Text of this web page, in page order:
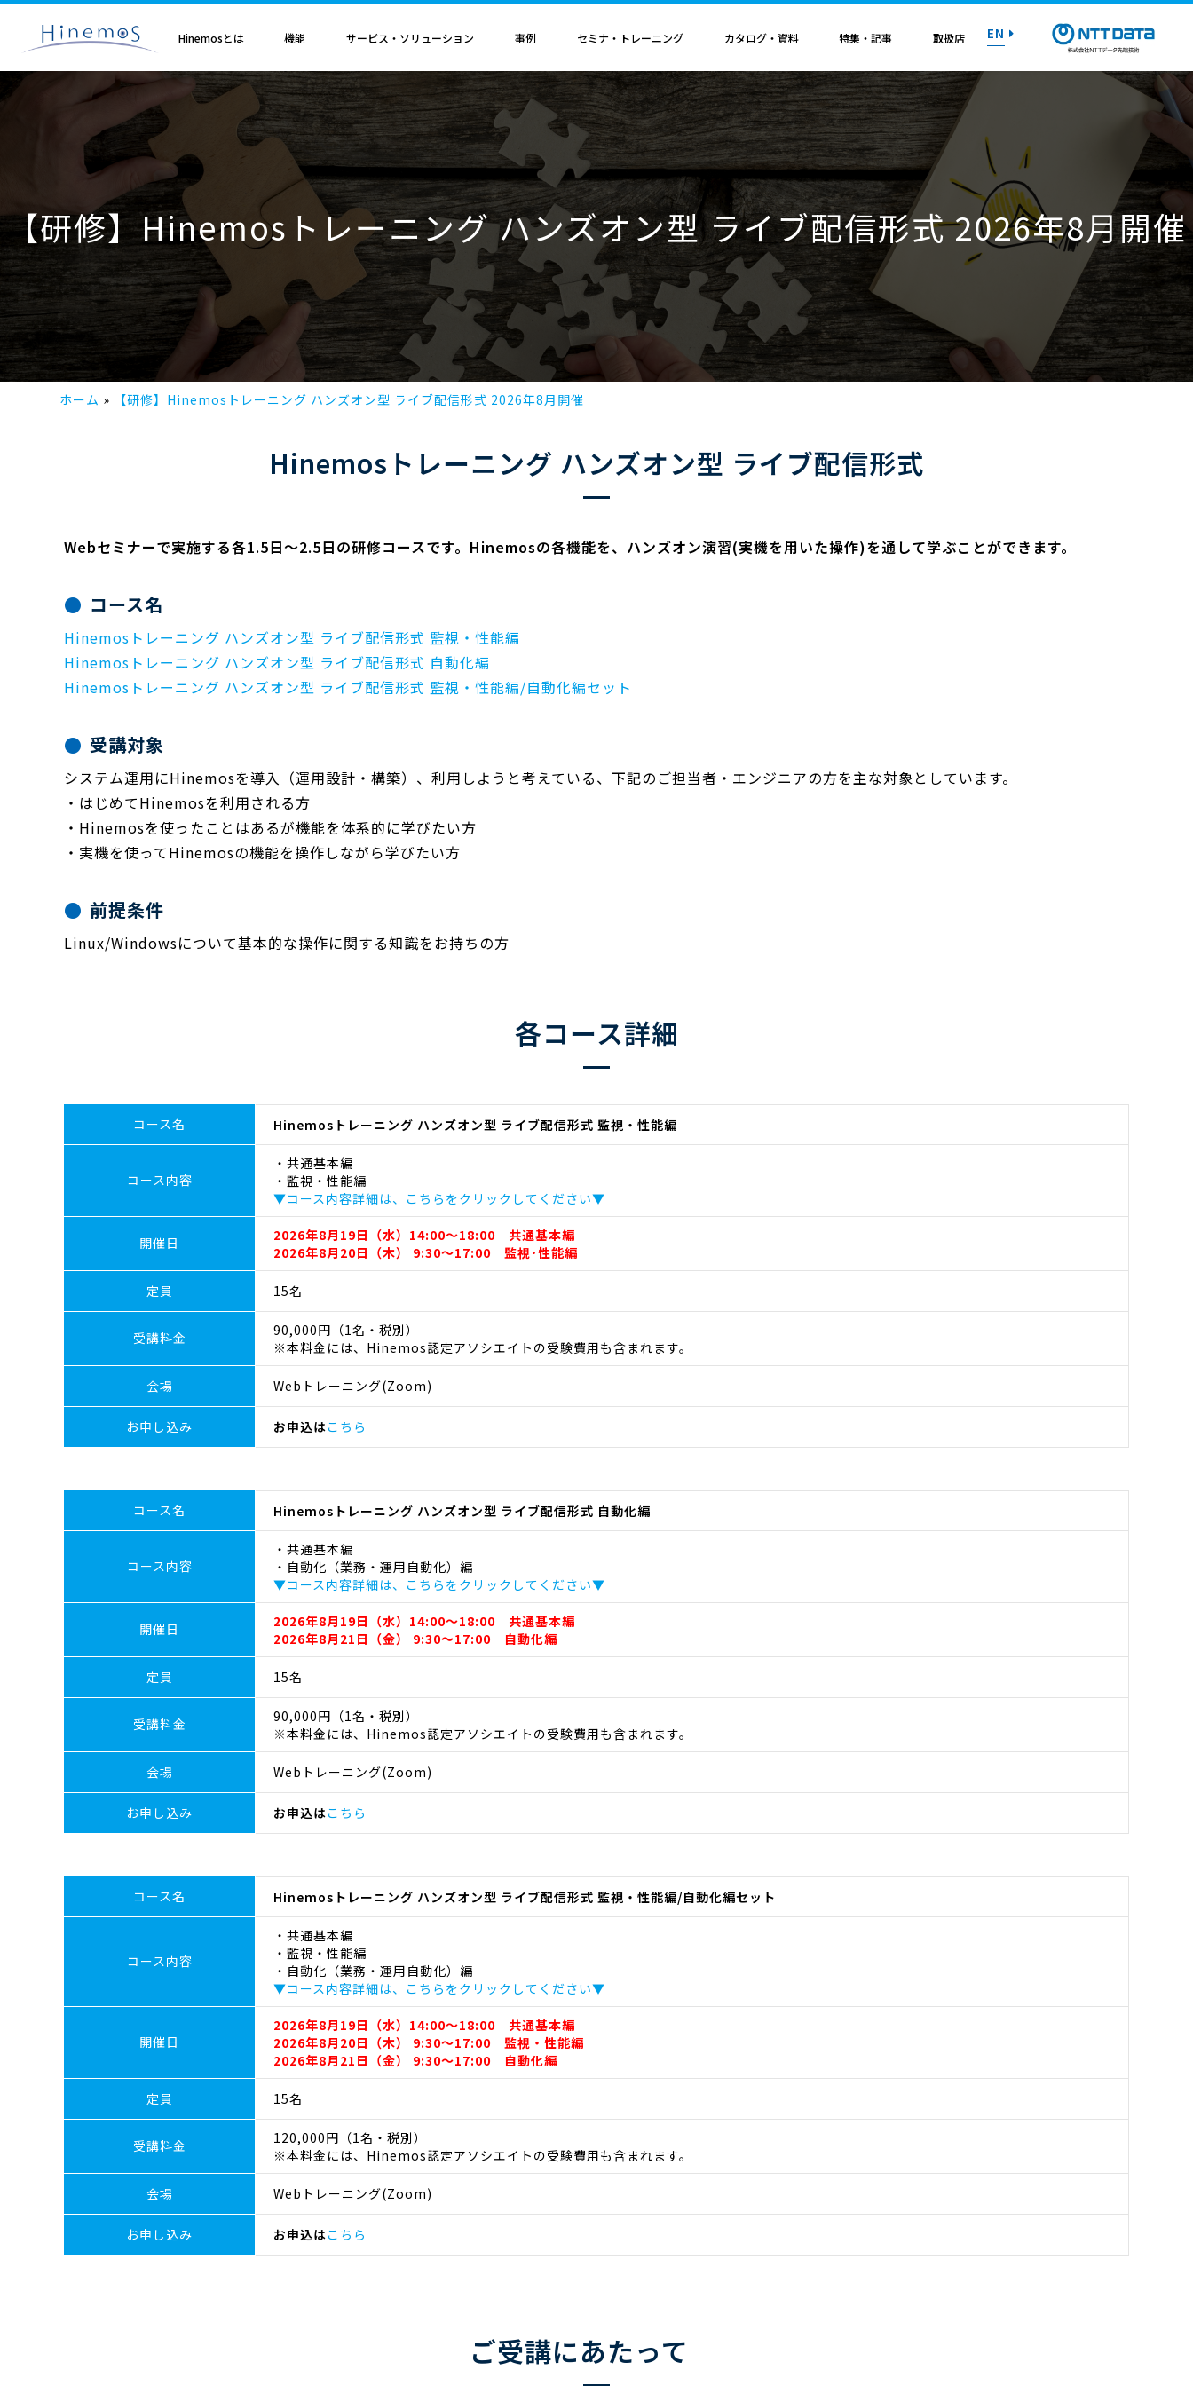
メ
テ
ツ
Hinemosとは
Hinemosとは
歩み・利用実績
Hinemosの利用実績
Hinemosの歩み
導入構成・動作環境
導入構成
動作環境
サポートサイクル
トライアル on AWS
マニュアル
お問い合わせ
機能
エンタープライズ
クラウド・VM管理
Hinemos メッセージフィルタ
Hineoms インシデントダッシュボード
Hinemos Migration Assistant
Hinemos AIエージェント
オプション
Hinemos ミッションクリティカルオプション
Hinemos セキュリティ ネットワーク診断オプション
Hinemos セキュリティ アプリケーション診断オプション
トライアル on AWS
マニュアル
お問い合わせ
サービス・ソリューション
サブスクリプション
Hinemosサブスクリプション
サービス
導入設計・構築支援サービス
Hinemosプロフェッショナル QAサービス
バージョンアップ支援サービス
データコンバートサービス
レポートカスタマイズサービス
他製品からの移行サービス
Hinemos インシデントダッシュボード テーブルカスタマイズサービス
Hinemosメッセージフィルタ 導入支援サービス
AI基盤による 異常検知支援サービス
ソリューション
SAP連携ソリューション
SAP HANA運用管理ソリューション
トライアル on AWS
マニュアル
お問い合わせ
事例
電気・ガス業 電気機器
金融・保険業 サービス業
教育、学習支援業 官公庁・自治体
NTTデータ事例 事例紹介インタビュー資料（PDF）
トライアル on AWS
マニュアル
お問い合わせ
セミナ・トレーニング
Hinemosセミナ
Hinemos World 2026
Hinemosソリューションセミナ2026
Hinemos World 2025
Hinemosソリューションセミナ2025
トレーニング・技術者認定
Hinemosトレーニング
技術者認定プログラム
カレンダ
Hinemosイベントカレンダ
トライアル on AWS
マニュアル
お問い合わせ
カタログ・資料 特集・記事
クラウド運用特集
製品移行特集
ITSM特集
セキュリティ運用特集
監視特集
ログ管理特集
基盤設定の自動化特集
APM特集
RBA特集
技術情報
Hinemos技術情報
外部サイト公開記事・書籍
記事
Hinemos記事
IT運用管理コラム
トライアル on AWS
マニュアル
お問い合わせ
取扱店
Hinemosアライアンス
Hinemosアライアンスとは
Hinemosアライアンス一覧
取扱店
Hinemos取扱企業一覧
トライアル on AWS
マニュアル
お問い合わせ
EN
【研修】Hinemosトレーニング ハンズオン型 ライブ配信形式 2026年8月開催
ホーム 【研修】Hinemosトレーニング ハンズオン型 ライブ配信形式 2026年8月開催
Hinemosトレーニング ハンズオン型 ライブ配信形式
Webセミナーで実施する各1.5日～2.5日の研修コースです。Hinemosの各機能を、ハンズオン演習(実機を用いた操作)を通して学ぶことができます。
コース名
Hinemosトレーニング ハンズオン型 ライブ配信形式 監視・性能編
Hinemosトレーニング ハンズオン型 ライブ配信形式 自動化編
Hinemosトレーニング ハンズオン型 ライブ配信形式 監視・性能編/自動化編セット
受講対象
システム運用にHinemosを導入（運用設計・構築）、利用しようと考えている、下記のご担当者・エンジニアの方を主な対象としています。
・はじめてHinemosを利用される方
・Hinemosを使ったことはあるが機能を体系的に学びたい方
・実機を使ってHinemosの機能を操作しながら学びたい方
前提条件
Linux/Windowsについて基本的な操作に関する知識をお持ちの方
各コース詳細
コース名 Hinemosトレーニング ハンズオン型 ライブ配信形式 監視・性能編
コース内容
・共通基本編
・監視・性能編
▼コース内容詳細は、こちらをクリックしてください▼
開催日
2026年8月19日（水）14:00～18:00 共通基本編
2026年8月20日（木） 9:30～17:00 監視･性能編
定員 15名
受講料金
90,000円（1名・税別）
※本料金には、Hinemos認定アソシエイトの受験費用も含まれます。
会場 Webトレーニング(Zoom)
お申し込み お申込はこちら
コース名 Hinemosトレーニング ハンズオン型 ライブ配信形式 自動化編
コース内容
・共通基本編
・自動化（業務・運用自動化）編
▼コース内容詳細は、こちらをクリックしてください▼
開催日
2026年8月19日（水）14:00～18:00 共通基本編
2026年8月21日（金） 9:30～17:00 自動化編
定員 15名
受講料金
90,000円（1名・税別）
※本料金には、Hinemos認定アソシエイトの受験費用も含まれます。
会場 Webトレーニング(Zoom)
お申し込み お申込はこちら
コース名 Hinemosトレーニング ハンズオン型 ライブ配信形式 監視・性能編/自動化編セット
コース内容
・共通基本編
・監視・性能編
・自動化（業務・運用自動化）編
▼コース内容詳細は、こちらをクリックしてください▼
開催日
2026年8月19日（水）14:00～18:00 共通基本編
2026年8月20日（木） 9:30～17:00 監視・性能編
2026年8月21日（金） 9:30～17:00 自動化編
定員 15名
受講料金
120,000円（1名・税別）
※本料金には、Hinemos認定アソシエイトの受験費用も含まれます。
会場 Webトレーニング(Zoom)
お申し込み お申込はこちら
ご受講にあたって